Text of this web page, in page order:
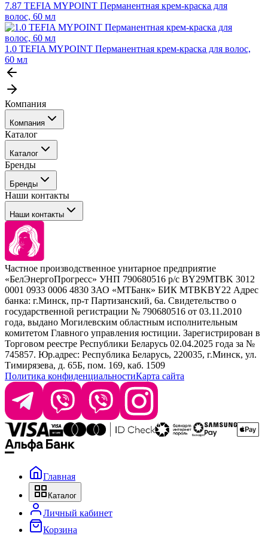
7.87 TEFIA MYPOINT Перманентная крем-краска для
волос, 60 мл
1.0 TEFIA MYPOINT Перманентная крем-краска для волос,
60 мл
Компания
Компания
События
Покупателю
Каталог
Каталог
Профессиональные средства для окрашивания волос
Сервисные средства
Уход
Стайлинг
Брови и ресницы
Барберинг
Наборы
Расходные материалы
Бренды
Бренды
Tefia
Concept
Kezy
Barex
Sim Sensitive
Kebren
Selective Professional
White Line
Наши контакты
Наши контакты
+ 375 44 7233514
+ 375 29 1649505
info@krasabel.by
Офис: г. Минск, ул. Тимирязева 65Б, офис 1509
Склад: г. Минск, ул. Домбровская, 15
Время работы: пн–чт 9:00–17:30, пт 9:00–17:00
Частное производственное унитарное предприятие
«БелЭнергоПрогресс» УНП 790680516 р/с BY29MTBK 3012
0001 0933 0006 4830 ЗАО «МТБанк» БИК MTBKBY22 Адрес
банка: г.Минск, пр-т Партизанский, 6а. Свидетельство о
государственной регистрации № 790680516 от 03.11.2010
года, выдано Могилевским областным исполнительным
комитетом Главного управления юстиции. Зарегистрирован в
Торговом реестре Республики Беларусь 02.04.2025 года за №
745857. Юр.адрес: Республика Беларусь, 220035, г.Минск, ул.
Тимирязева, д. 65Б, пом. 169, каб. 1509
Политика конфиденциальностиКарта сайта
Главная
Каталог
Личный кабинет
Корзина